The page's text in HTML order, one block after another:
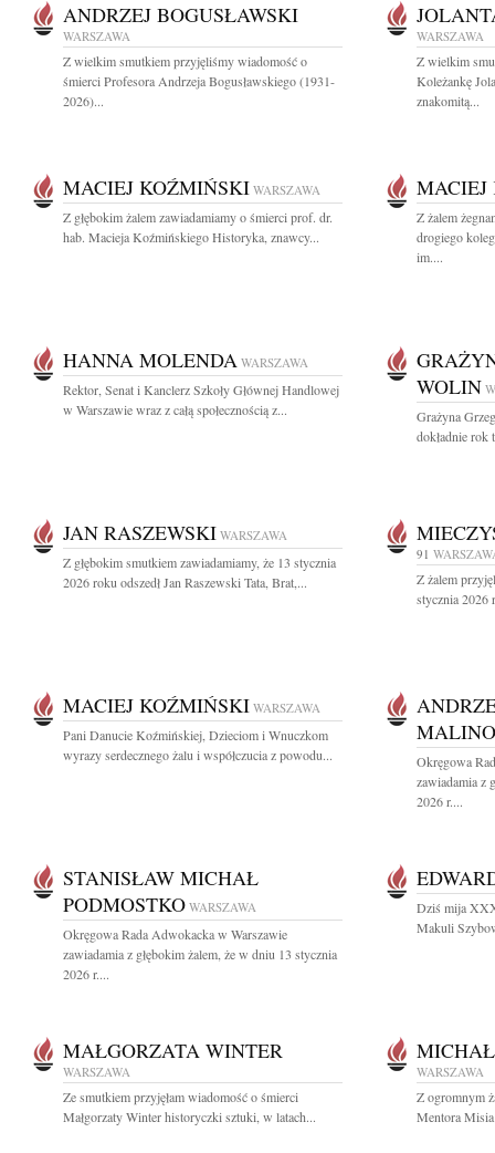
ANDRZEJ BOGUSŁAWSKI
WARSZAWA
Z wielkim smutkiem przyjęliśmy wiadomość o
śmierci Profesora Andrzeja Bogusławskiego (1931-
2026)...
WARSZAWA
Z wielkim
Koleżankę
znakomitą...
MACIEJ KOŹMIŃSKI WARSZAWA
Z głębokim żalem zawiadamiamy o śmierci prof. dr.
hab. Macieja Koźmińskiego Historyka, znawcy...
Z żalem
drogiego
im....
HANNA MOLENDA WARSZAWA
Rektor, Senat i Kanclerz Szkoły Głównej Handlowej
w Warszawie wraz z całą społecznością z...
WOLIN
Grażyna
dokładnie rok
JAN RASZEWSKI WARSZAWA
Z głębokim smutkiem zawiadamiamy, że 13 stycznia
2026 roku odszedł Jan Raszewski Tata, Brat,...
91
Z żalem
stycznia 2026
MACIEJ KOŹMIŃSKI WARSZAWA
Pani Danucie Koźmińskiej, Dzieciom i Wnuczkom
wyrazy serdecznego żalu i współczucia z powodu...
Okręgowa
zawiadamia z
2026 r....
STANISŁAW MICHAŁ
PODMOSTKO WARSZAWA
Okręgowa Rada Adwokacka w Warszawie
zawiadamia z głębokim żalem, że w dniu 13 stycznia
2026 r....
Dziś mija
Makuli
MAŁGORZATA WINTER
WARSZAWA
Ze smutkiem przyjęłam wiadomość o śmierci
Małgorzaty Winter historyczki sztuki, w latach...
WARSZAWA
Z ogromnym
Mentora